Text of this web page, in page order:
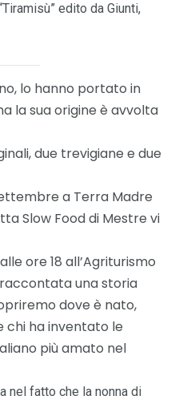
edito da Giunti,
lo hanno portato in
la sua origine è avvolta
due trevigiane e due
a Terra Madre
Slow Food di Mestre vi
ore 18 all’Agriturismo
una storia
dove è nato,
chi ha inventato le
più amato nel
nel fatto che la nonna di